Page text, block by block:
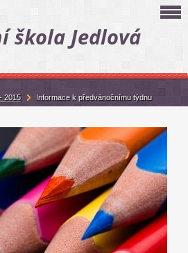
škola Jedlová
2015 Informace k předvánočnímu týdnu